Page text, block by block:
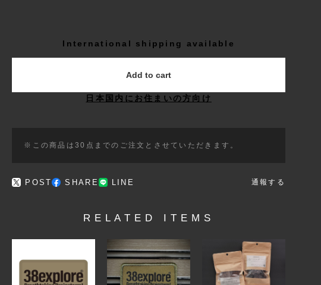
International shipping available
Add to cart
日本国内にお住まいの方向け
※この商品は30点までのご注文とさせていただきます。
POST SHARE LINE 通報する
RELATED ITEMS